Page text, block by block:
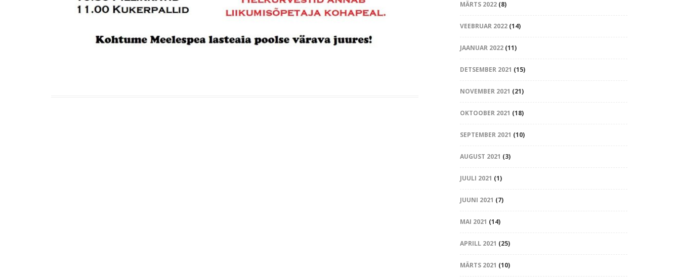
MÄRTS 2022(8)
VEEBRUAR 2022(14)
JAANUAR 2022(11)
DETSEMBER 2021 (15)
NOVEMBER 2021 (21)
OKTOOBER 2021 (18)
SEPTEMBER 2021 (10)
AUGUST 2021 (3)
JUULI 2021 (1)
JUUNI 2021 (7)
MAI 2021 (14)
APRILL 2021 (25)
MÄRTS 2021 (10)